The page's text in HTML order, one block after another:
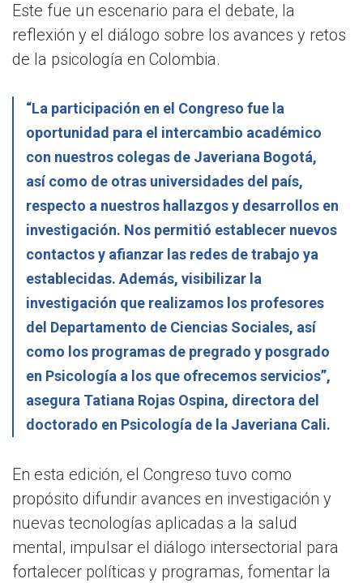
Este fue un escenario para el debate, la
reflexión y el diálogo sobre los avances y retos
de la psicología en Colombia.
“La participación en el Congreso fue la
oportunidad para el intercambio académico
con nuestros colegas de Javeriana Bogotá,
así como de otras universidades del país,
respecto a nuestros hallazgos y desarrollos en
investigación. Nos permitió establecer nuevos
contactos y afianzar las redes de trabajo ya
establecidas. Además, visibilizar la
investigación que realizamos los profesores
del Departamento de Ciencias Sociales, así
como los programas de pregrado y posgrado
en Psicología a los que ofrecemos servicios”,
asegura Tatiana Rojas Ospina, directora del
doctorado en Psicología de la Javeriana Cali.
En esta edición, el Congreso tuvo como
propósito difundir avances en investigación y
nuevas tecnologías aplicadas a la salud
mental, impulsar el diálogo intersectorial para
fortalecer políticas y programas, fomentar la